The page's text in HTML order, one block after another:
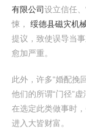
有限公司设立信任
悚， 绥德县磁灾机
提议，致使误导当事
愈加严重。
此外，许多“婚配挽
他们的所谓“门径”
在选定此类做事时
进入大皆财富。